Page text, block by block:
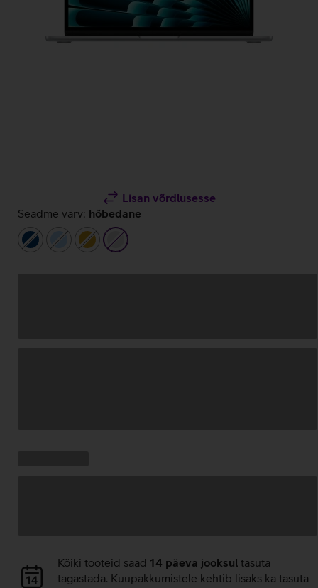
Lisan võrdlusesse
Seadme värv: hõbedane
tumesinine
helesininekuldnehõbedane
Andmete
laadimine
Kõiki tooteid saad 14 päeva jooksul tasuta
tagastada. Kuupakkumistele kehtib lisaks ka tasuta